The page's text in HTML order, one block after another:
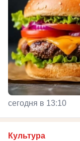
сегодня в 13:10
Культура